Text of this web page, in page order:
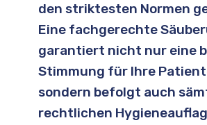
den striktesten Normen
Eine fachgerechte
garantiert nicht nur eine
Stimmung für Ihre
sondern befolgt auch
rechtlichen